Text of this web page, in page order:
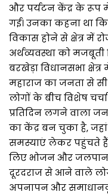
और पर्यटन केंद्र के रूप
गई। उनका कहना था
विकास होने से क्षेत्र में
अर्थव्यवस्था को मजबूती
बरखेड़ा विधानसभा क्षेत्र
महाराज का जनता से
लोगों के बीच विशेष
प्रतिदिन लगने वाला
का केंद्र बन चुका है,
समस्याएं लेकर पहुंचते
लिए भोजन और जलपान
दूरदराज से आने वाले
अपनापन और